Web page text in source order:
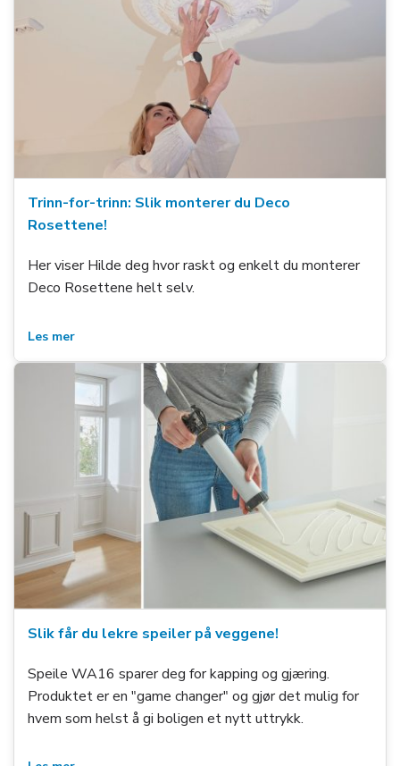
Trinn-for-trinn: Slik monterer du Deco
Rosettene!
Her viser Hilde deg hvor raskt og enkelt du monterer
Deco Rosettene helt selv.
Les mer
Slik får du lekre speiler på veggene!
Speile WA16 sparer deg for kapping og gjæring.
Produktet er en "game changer" og gjør det mulig for
hvem som helst å gi boligen et nytt uttrykk.